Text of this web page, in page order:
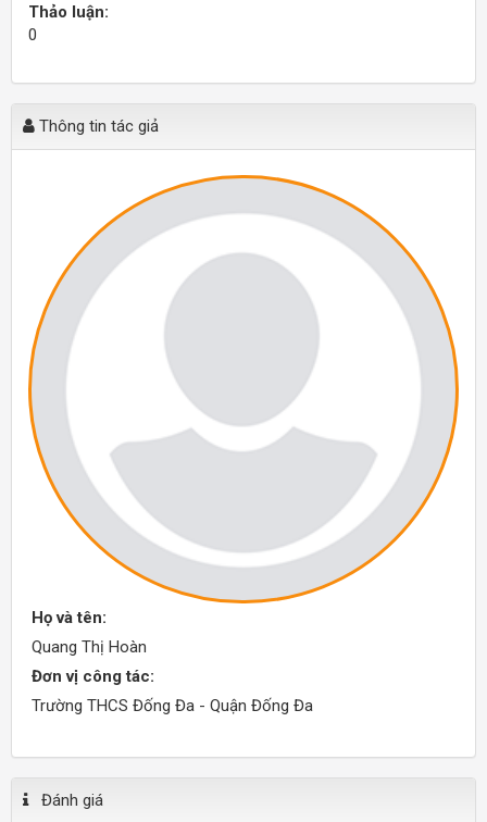
Thảo luận:
0
Thông tin tác giả
Họ và tên:
Quang Thị Hoàn
Đơn vị công tác:
Trường THCS Đống Đa - Quận Đống Đa
Đánh giá